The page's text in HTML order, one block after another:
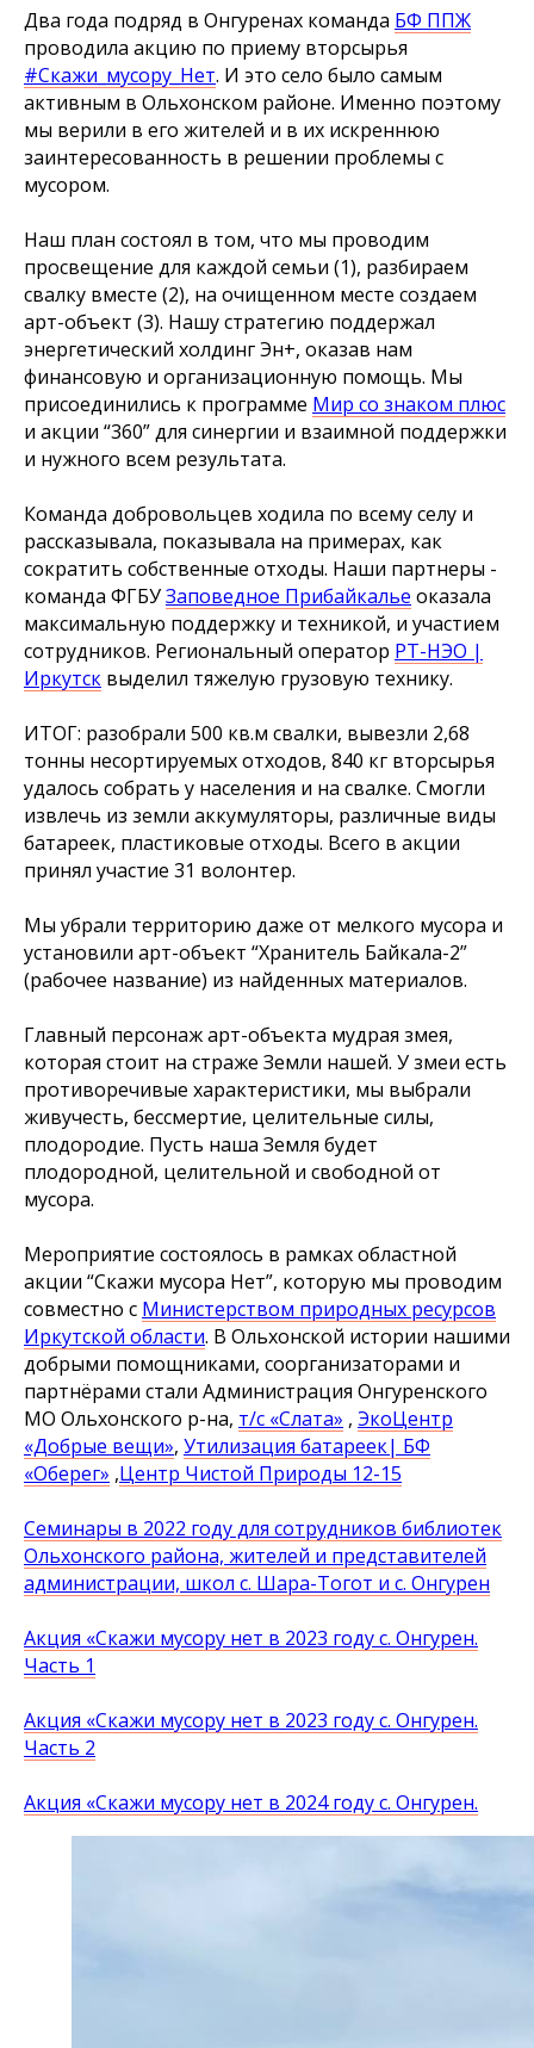
Два года подряд в Онгуренах команда БФ ППЖ
проводила акцию по приему вторсырья
#Скажи_мусору_Нет. И это село было самым
активным в Ольхонском районе. Именно поэтому
мы верили в его жителей и в их искреннюю
заинтересованность в решении проблемы с
мусором.
Наш план состоял в том, что мы проводим
просвещение для каждой семьи (1), разбираем
свалку вместе (2), на очищенном месте создаем
арт-объект (3). Нашу стратегию поддержал
энергетический холдинг Эн+, оказав нам
финансовую и организационную помощь. Мы
присоединились к программе Мир со знаком плюс
и акции “360” для синергии и взаимной поддержки
и нужного всем результата.
Команда добровольцев ходила по всему селу и
рассказывала, показывала на примерах, как
сократить собственные отходы. Наши партнеры -
команда ФГБУЗаповедное Прибайкалье оказала
максимальную поддержку и техникой, и участием
сотрудников. Региональный оператор РТ-НЭО |
Иркутск выделил тяжелую грузовую технику.
ИТОГ: разобрали 500 кв.м свалки, вывезли 2,68
тонны несортируемых отходов, 840 кг вторсырья
удалось собрать у населения и на свалке. Смогли
извлечь из земли аккумуляторы, различные виды
батареек, пластиковые отходы. Всего в акции
принял участие 31 волонтер.
Мы убрали территорию даже от мелкого мусора и
установили арт-объект “Хранитель Байкала-2”
(рабочее название) из найденных материалов.
Главный персонаж арт-объекта мудрая змея,
которая стоит на страже Земли нашей. У змеи есть
противоречивые характеристики, мы выбрали
живучесть, бессмертие, целительные силы,
плодородие. Пусть наша Земля будет
плодородной, целительной и свободной от
мусора.
Мероприятие состоялось в рамках областной
акции “Скажи мусора Нет”, которую мы проводим
совместно с Министерством природных ресурсов
Иркутской области. В Ольхонской истории нашими
добрыми помощниками, соорганизаторами и
партнёрами стали Администрация Онгуренского
МО Ольхонского р-на, т/с «Слата» , ЭкоЦентр
«Добрые вещи», Утилизация батареек| БФ
«Оберег» ,Центр Чистой Природы 12-15
Семинары в 2022 году для сотрудников библиотек
Ольхонского района, жителей и представителей
администрации, школ с. Шара-Тогот и с. Онгурен
Акция «Скажи мусору нет в 2023 году с. Онгурен.
Часть 1
Акция «Скажи мусору нет в 2023 году с. Онгурен.
Часть 2
Акция «Скажи мусору нет в 2024 году с. Онгурен.